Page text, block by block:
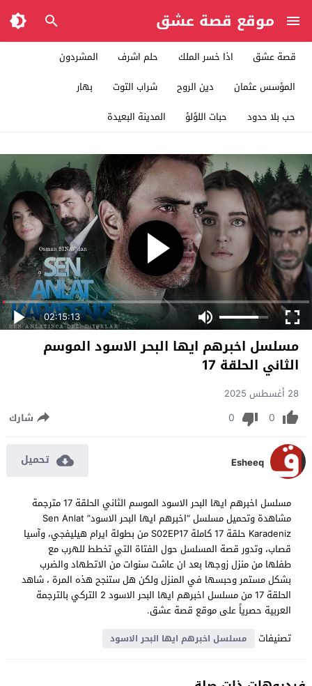
موقع قصة عشق
قصة عشق اذا خسر الملك حلم اشرف
المشردون
المؤسس عثمان
دين الروح شراب التوت
بهار
حب بلا حدود
حبات اللؤلؤ المدينة البعيدة
02:15:13
مسلسل اخبرهم ايها البحر الاسود الموسم
الثاني الحلقة 17
28 أغسطس 2025
0
0 شارك
Esheeq تحميل
مسلسل اخبرهم ايها البحر الاسود الموسم الثاني الحلقة 17 مترجمة
مشاهدة وتحميل مسلسل “اخبرهم ايها البحر الاسود” Sen Anlat
Karadeniz حلقة 17 كاملة S02EP17 من بطولة ايرام هيليفجي، وآسيا
قصاب، وتدور قصة المسلسل حول الفتاة التي تخطط للهرب مع
طفلها من منزل زوجها بعد ان عاشت سنوات من الاتطهاد والضرب
بشكل مستمر وحبسها في المنزل ولكن هل ستنجح هذه المرة ، شاهد
الحلقة 17 من مسلسل اخبرهم ايها البحر الاسود 2 التركي بالترجمة
العربية حصرياً على موقع قصة عشق.
تصنيفات
مسلسل اخبرهم ايها البحر الاسود